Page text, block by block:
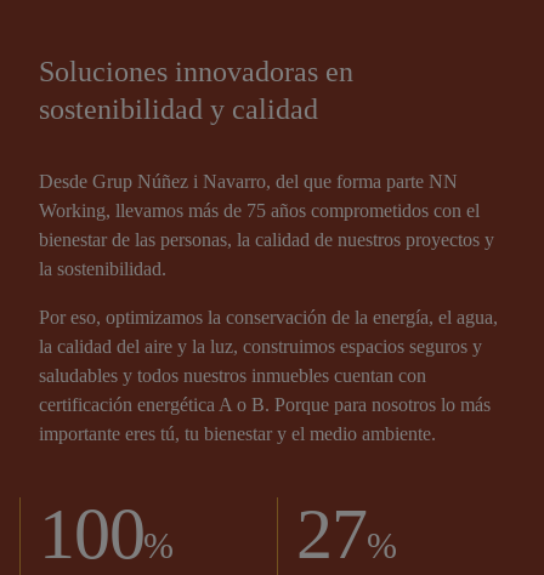
Soluciones innovadoras en
sostenibilidad y calidad
Desde Grup Núñez i Navarro, del que forma parte NN
Working, llevamos más de 75 años comprometidos con el
bienestar de las personas, la calidad de nuestros proyectos y
la sostenibilidad.
Por eso, optimizamos la conservación de la energía, el agua,
la calidad del aire y la luz, construimos espacios seguros y
saludables y todos nuestros inmuebles cuentan con
certificación energética A o B. Porque para nosotros lo más
importante eres tú, tu bienestar y el medio ambiente.
100% 27%